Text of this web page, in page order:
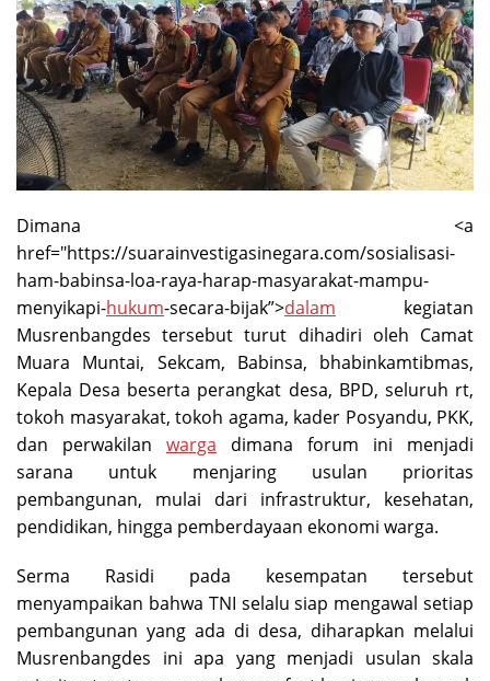
Dimana <a
href="https://suarainvestigasinegara.com/sosialisasi-
ham-babinsa-loa-raya-harap-masyarakat-mampu-
menyikapi-hukum-secara-bijak”>dalam kegiatan
Musrenbangdes tersebut turut dihadiri oleh Camat
Muara Muntai, Sekcam, Babinsa, bhabinkamtibmas,
Kepala Desa beserta perangkat desa, BPD, seluruh rt,
tokoh masyarakat, tokoh agama, kader Posyandu, PKK,
dan perwakilan warga dimana forum ini menjadi
sarana untuk menjaring usulan prioritas
pembangunan, mulai dari infrastruktur, kesehatan,
pendidikan, hingga pemberdayaan ekonomi warga.
Serma Rasidi pada kesempatan tersebut
menyampaikan bahwa TNI selalu siap mengawal setiap
pembangunan yang ada di desa, diharapkan melalui
Musrenbangdes ini apa yang menjadi usulan skala